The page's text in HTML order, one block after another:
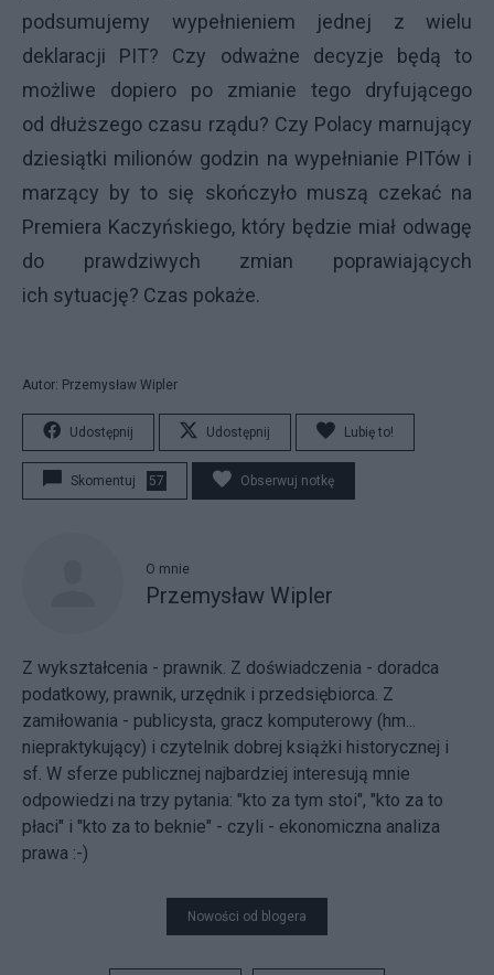
podsumujemy wypełnieniem jednej z wielu
deklaracji PIT? Czy odważne decyzje będą to
możliwe dopiero po zmianie tego dryfującego
od dłuższego czasu rządu? Czy Polacy marnujący
dziesiątki milionów godzin na wypełnianie PITów i
marzący by to się skończyło muszą czekać na
Premiera Kaczyńskiego, który będzie miał odwagę
do prawdziwych zmian poprawiających
ich sytuację? Czas pokaże.
Autor: Przemysław Wipler
Udostępnij Udostępnij Lubię to!
Skomentuj 57 Obserwuj notkę
O mnie
Przemysław Wipler
Z wykształcenia - prawnik. Z doświadczenia - doradca
podatkowy, prawnik, urzędnik i przedsiębiorca. Z
zamiłowania - publicysta, gracz komputerowy (hm...
niepraktykujący) i czytelnik dobrej książki historycznej i
sf. W sferze publicznej najbardziej interesują mnie
odpowiedzi na trzy pytania: "kto za tym stoi", "kto za to
płaci" i "kto za to beknie" - czyli - ekonomiczna analiza
prawa :-)
Nowości od blogera